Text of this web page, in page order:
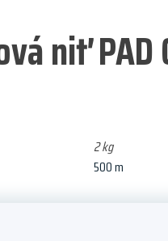
niť
2 kg
500 m